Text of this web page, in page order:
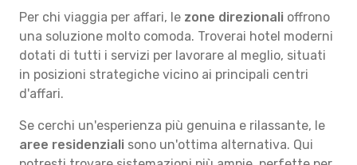
Per chi viaggia per affari, le zone direzionali offrono
una soluzione molto comoda. Troverai hotel moderni
dotati di tutti i servizi per lavorare al meglio, situati
in posizioni strategiche vicino ai principali centri
d'affari.
Se cerchi un'esperienza più genuina e rilassante, le
aree residenziali sono un'ottima alternativa. Qui